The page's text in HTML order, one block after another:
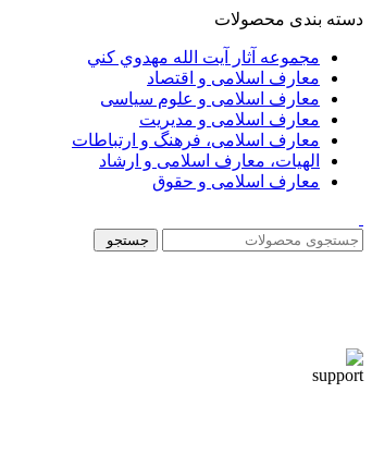
دسته بندی محصولات
مجموعه آثار آيت الله مهدوي كني
معارف اسلامی و اقتصاد
معارف اسلامی و علوم سیاسی
معارف اسلامی و مدیریت
معارف اسلامی، فرهنگ و ارتباطات
الهیات، معارف اسلامی و ارشاد
معارف اسلامی و حقوق
جستجو